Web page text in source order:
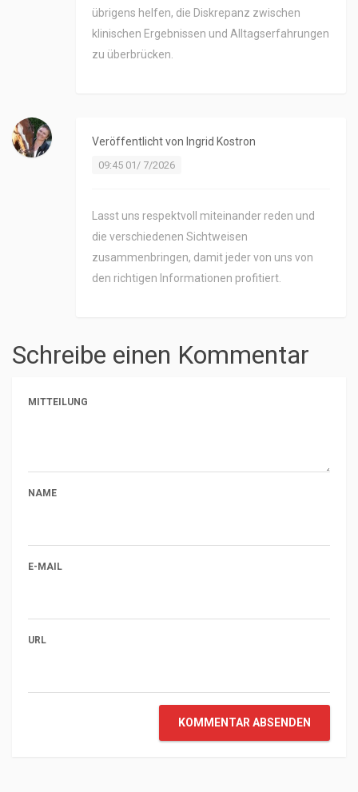
übrigens helfen, die Diskrepanz zwischen
klinischen Ergebnissen und Alltagserfahrungen
zu überbrücken.
Veröffentlicht von Ingrid Kostron
09:45 01/ 7/2026
Lasst uns respektvoll miteinander reden und
die verschiedenen Sichtweisen
zusammenbringen, damit jeder von uns von
den richtigen Informationen profitiert.
Schreibe einen Kommentar
MITTEILUNG
NAME
E-MAIL
URL
KOMMENTAR ABSENDEN